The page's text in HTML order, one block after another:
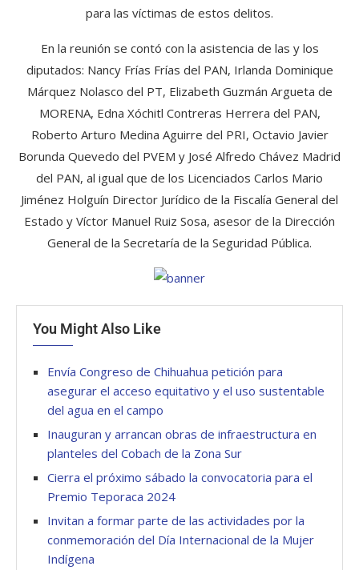
para las víctimas de estos delitos.
En la reunión se contó con la asistencia de las y los
diputados: Nancy Frías Frías del PAN, Irlanda Dominique
Márquez Nolasco del PT, Elizabeth Guzmán Argueta de
MORENA, Edna Xóchitl Contreras Herrera del PAN,
Roberto Arturo Medina Aguirre del PRI, Octavio Javier
Borunda Quevedo del PVEM y José Alfredo Chávez Madrid
del PAN, al igual que de los Licenciados Carlos Mario
Jiménez Holguín Director Jurídico de la Fiscalía General del
Estado y Víctor Manuel Ruiz Sosa, asesor de la Dirección
General de la Secretaría de la Seguridad Pública.
You Might Also Like
Envía Congreso de Chihuahua petición para
asegurar el acceso equitativo y el uso sustentable
del agua en el campo
Inauguran y arrancan obras de infraestructura en
planteles del Cobach de la Zona Sur
Cierra el próximo sábado la convocatoria para el
Premio Teporaca 2024
Invitan a formar parte de las actividades por la
conmemoración del Día Internacional de la Mujer
Indígena